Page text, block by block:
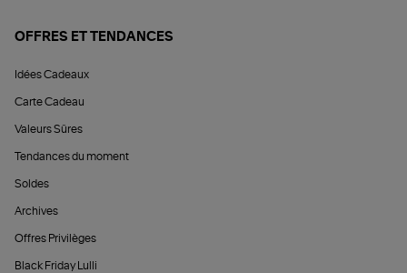
OFFRES ET TENDANCES
Idées Cadeaux
Carte Cadeau
Valeurs Sûres
Tendances du moment
Soldes
Archives
Offres Privilèges
Black Friday Lulli